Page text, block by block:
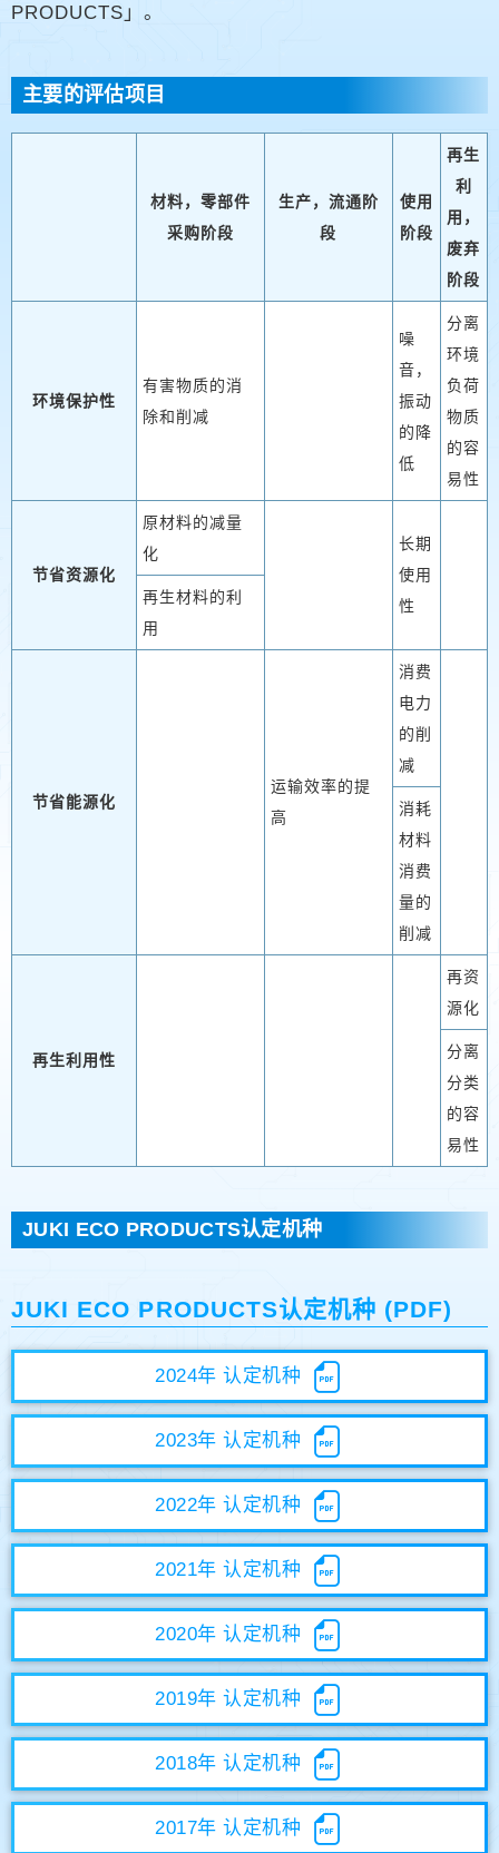
PRODUCTS」。
主要的评估项目
材料，零部件
采购阶段
生产，流通阶
段
使用
阶段
再生
利
用，
废弃
阶段
环境保护性
有害物质的消
除和削减
噪
音，
振动
的降
低
分离
环境
负荷
物质
的容
易性
节省资源化
原材料的减量
化
长期
使用
性
再生材料的利
用
节省能源化
运输效率的提
高
消费
电力
的削
减
消耗
材料
消费
量的
削减
再生利用性
再资
源化
分离
分类
的容
易性
JUKI ECO PRODUCTS认定机种
JUKI ECO PRODUCTS认定机种 (PDF)
2024年 认定机种
2023年 认定机种
2022年 认定机种
2021年 认定机种
2020年 认定机种
2019年 认定机种
2018年 认定机种
2017年 认定机种